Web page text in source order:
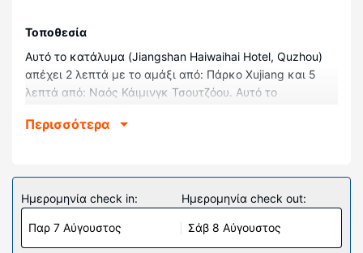
Τοποθεσία
Αυτό το κατάλυμα (Jiangshan Haiwaihai Hotel, Quzhou)
απέχει 2 λεπτά με το αμάξι από: Πάρκο Xujiang και 5
λεπτά από: Ναός Κάιμινγκ Τσουτζόου. Αυτό το
33,8 χλμ. από: Εθνικό Γεωλογικό Πάρκο Changshan.
Νιώστε σαν στο σπίτι σας σε ένα από τα 261 δωμάτιά
μας. Παραμείνετε online με δωρεάν ασύρματη πρόσβαση
στο ίντερνετ που προσφέρεται.
Παροχές καταλύματος
Περισσότερα
Ημερομηνία check in:
Παρ 7 Αύγουστος
Ημερομηνία check out:
Σάβ 8 Αύγουστος